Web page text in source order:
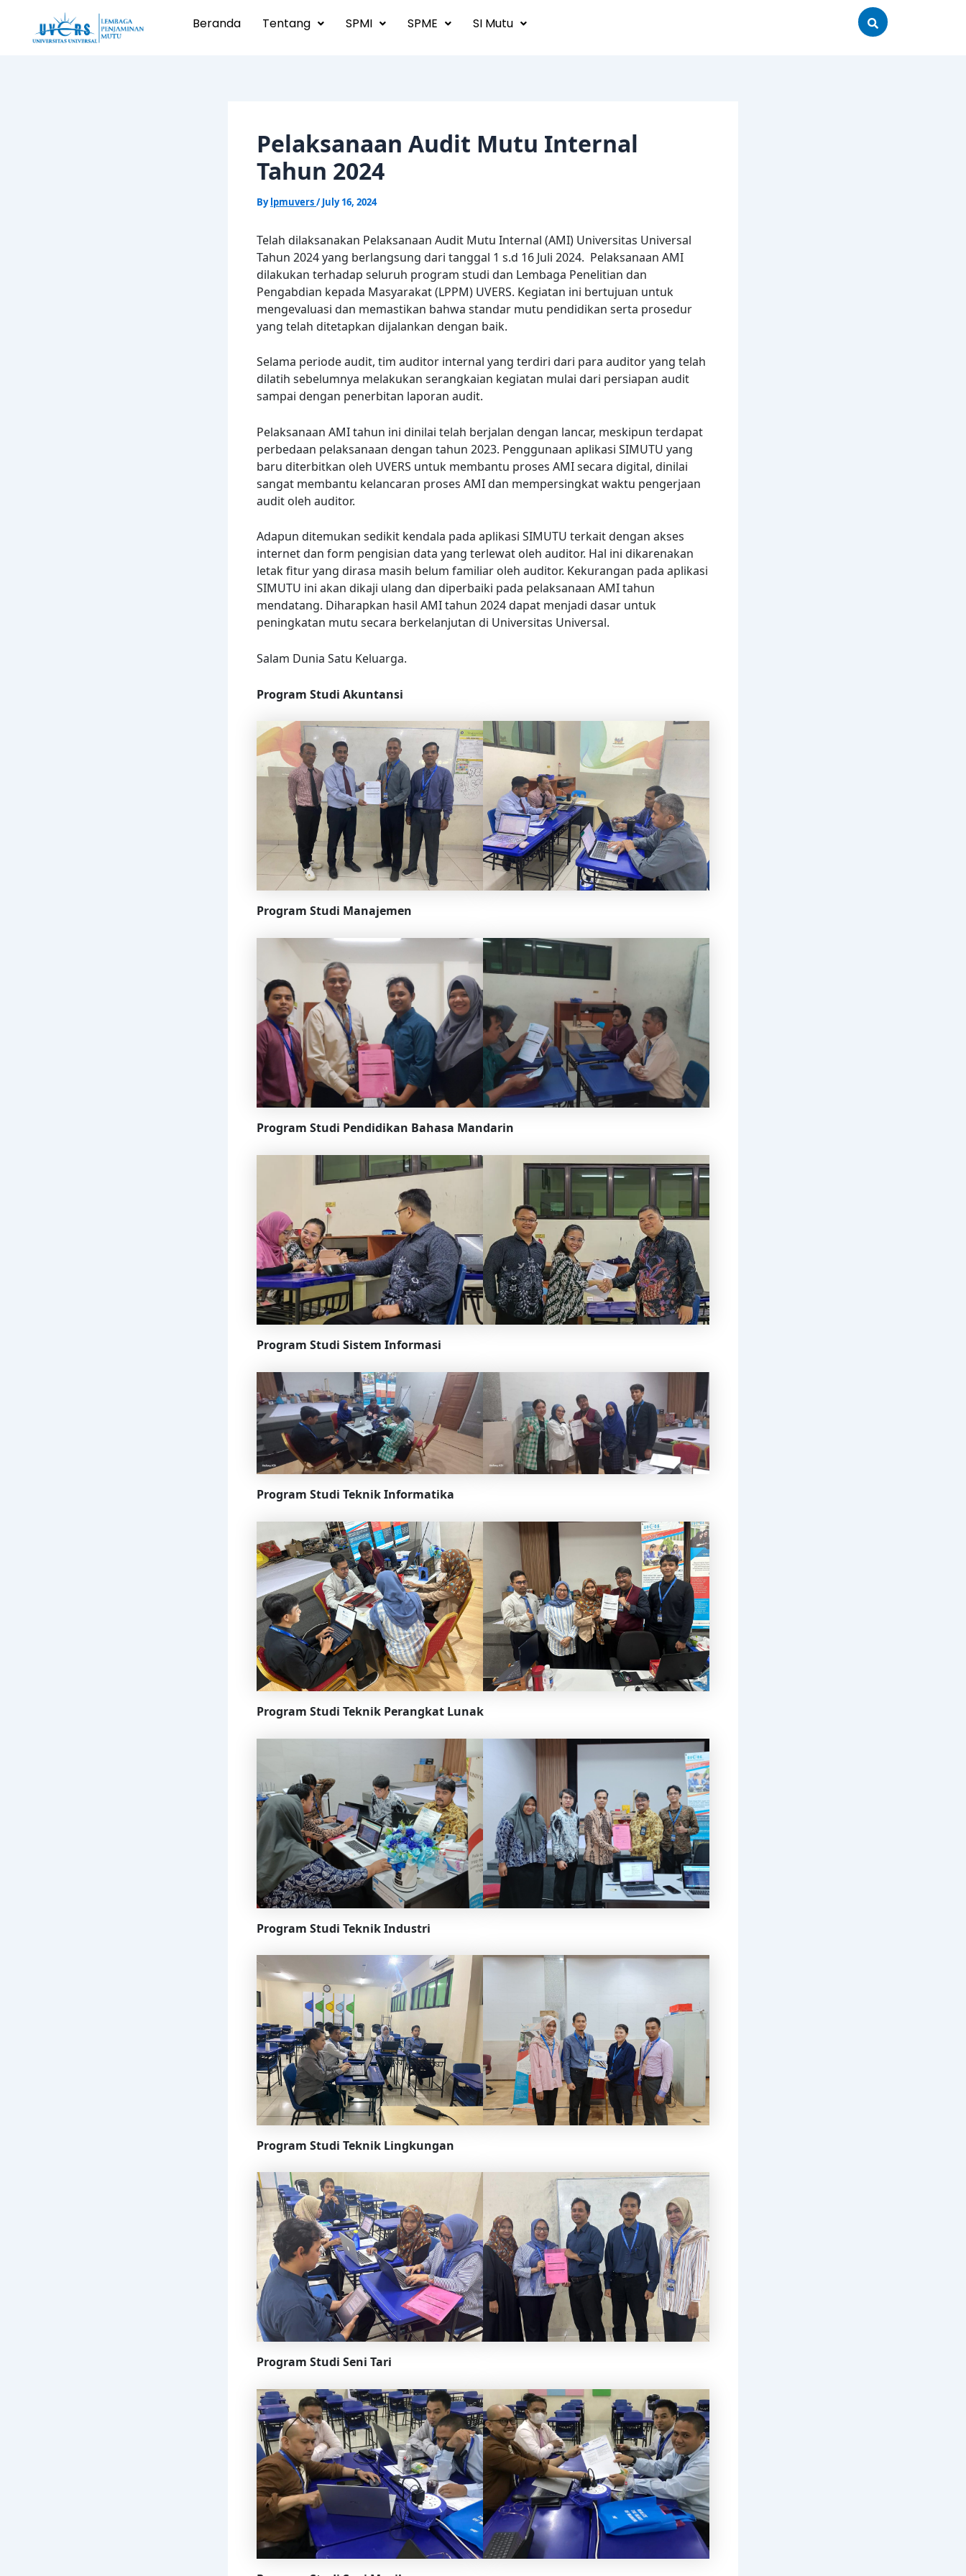
content
Beranda Tentang SPMI SPME SI Mutu
Pelaksanaan Audit Mutu Internal
Tahun 2024
Bylpmuvers/July 16, 2024
Telah dilaksanakan Pelaksanaan Audit Mutu Internal (AMI) Universitas Universal
Tahun 2024 yang berlangsung dari tanggal 1 s.d 16 Juli 2024. Pelaksanaan AMI
dilakukan terhadap seluruh program studi dan Lembaga Penelitian dan
Pengabdian kepada Masyarakat (LPPM) UVERS. Kegiatan ini bertujuan untuk
mengevaluasi dan memastikan bahwa standar mutu pendidikan serta prosedur
yang telah ditetapkan dijalankan dengan baik.
Selama periode audit, tim auditor internal yang terdiri dari para auditor yang telah
dilatih sebelumnya melakukan serangkaian kegiatan mulai dari persiapan audit
sampai dengan penerbitan laporan audit.
Pelaksanaan AMI tahun ini dinilai telah berjalan dengan lancar, meskipun terdapat
perbedaan pelaksanaan dengan tahun 2023. Penggunaan aplikasi SIMUTU yang
baru diterbitkan oleh UVERS untuk membantu proses AMI secara digital, dinilai
sangat membantu kelancaran proses AMI dan mempersingkat waktu pengerjaan
audit oleh auditor.
Adapun ditemukan sedikit kendala pada aplikasi SIMUTU terkait dengan akses
internet dan form pengisian data yang terlewat oleh auditor. Hal ini dikarenakan
letak fitur yang dirasa masih belum familiar oleh auditor. Kekurangan pada aplikasi
SIMUTU ini akan dikaji ulang dan diperbaiki pada pelaksanaan AMI tahun
mendatang. Diharapkan hasil AMI tahun 2024 dapat menjadi dasar untuk
peningkatan mutu secara berkelanjutan di Universitas Universal.
Salam Dunia Satu Keluarga.
Program Studi Akuntansi
Program Studi Manajemen
Program Studi Pendidikan Bahasa Mandarin
Program Studi Sistem Informasi
Program Studi Teknik Informatika
Program Studi Teknik Perangkat Lunak
Program Studi Teknik Industri
Program Studi Teknik Lingkungan
Program Studi Seni Tari
navigation